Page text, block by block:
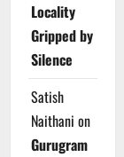
Locality
Gripped by
Silence
Satish
Naithani on
Gurugram